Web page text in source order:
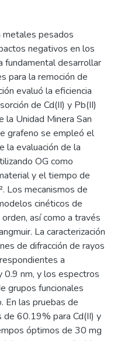
metales pesados
negativos en los
fundamental desarrollar
para la remoción de
evaluó la eficiencia
de Cd(II) y Pb(II)
Unidad Minera San
grafeno se empleó el
la evaluación de la
OG como
y el tiempo de
Los mecanismos de
cinéticos de
así como a través
La caracterización
de difracción de rayos
a
0.9 nm, y los espectros
grupos funcionales
En las pruebas de
de 60.19% para Cd(II) y
óptimos de 30 mg